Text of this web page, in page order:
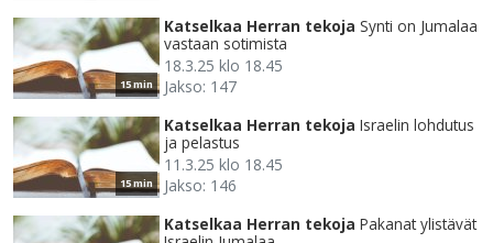
15 min
Katselkaa Herran tekoja Synti on Jumalaa
vastaan sotimista
18.3.25 klo 18.45
Jakso: 147
15 min
Katselkaa Herran tekoja Israelin lohdutus
ja pelastus
11.3.25 klo 18.45
Jakso: 146
Katselkaa Herran tekoja Pakanat ylistävät